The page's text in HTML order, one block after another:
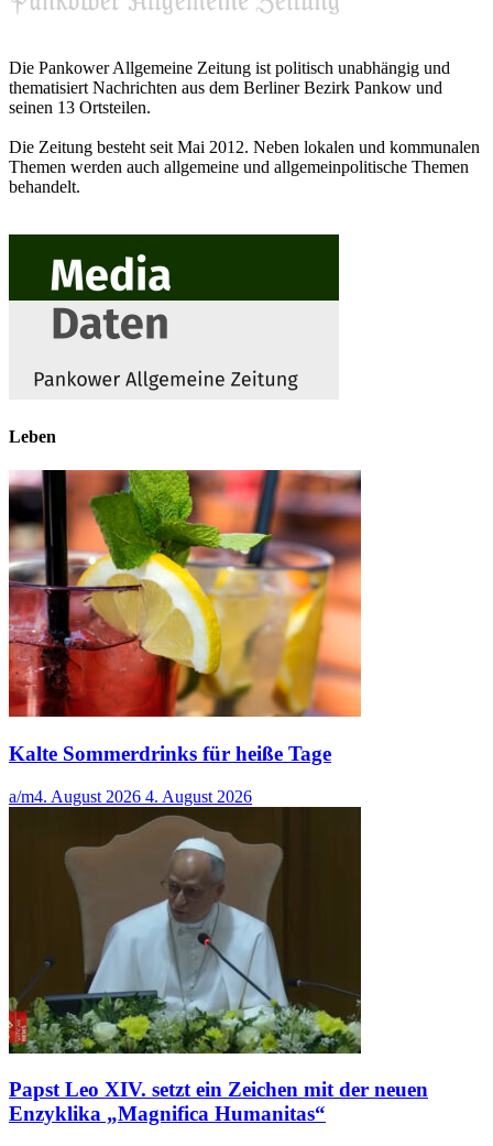
Die Pankower Allgemeine Zeitung ist politisch unabhängig und
thematisiert Nachrichten aus dem Berliner Bezirk Pankow und
seinen 13 Ortsteilen.
Die Zeitung besteht seit Mai 2012. Neben lokalen und kommunalen
Themen werden auch allgemeine und allgemeinpolitische Themen
behandelt.
Leben
Kalte Sommerdrinks für heiße Tage
a/m4. August 2026 4. August 2026
Papst Leo XIV. setzt ein Zeichen mit der neuen
Enzyklika „Magnifica Humanitas“